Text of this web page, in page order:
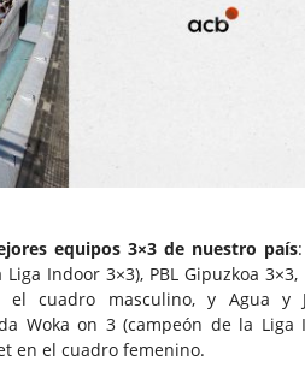
equipos 3×3 de nuestro país
Indoor 3×3), PBL Gipuzkoa 3×3,
cuadro masculino, y Agua y
Woka on 3 (campeón de la Liga
en el cuadro femenino.